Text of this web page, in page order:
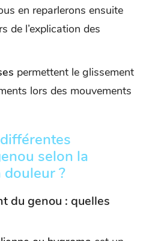
en reparlerons ensuite
de l’explication des
permettent le glissement
lors des mouvements
selon la
?
du genou : quelles